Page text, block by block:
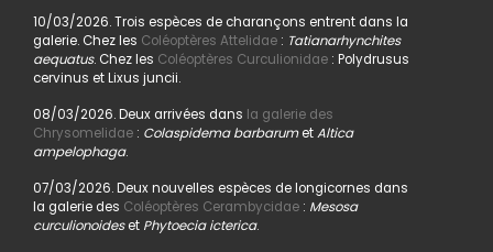
10/03/2026. Trois espèces de charançons entrent dans la
galerie. Chez les Coléoptères Attelidae: Tatianarhynchites
aequatus. Chez les Coléoptères Curculionidae: Polydrusus
cervinus et Lixus juncii.
08/03/2026. Deux arrivées dans la galerie des
Chrysomelidae: Colaspidema barbarumetAltica
ampelophaga.
07/03/2026. Deux nouvelles espèces de longicornes dans
la galerie des Coléoptères Cerambycidae: Mesosa
curculionoideset Phytoecia icterica.